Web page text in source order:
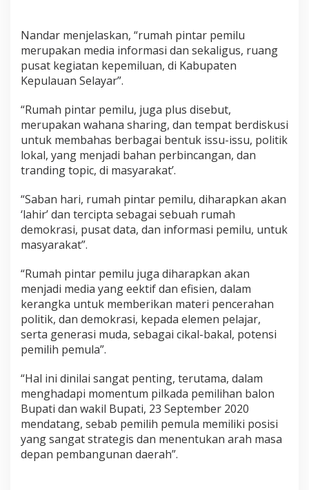
i
n
t
a
r
e
m
i
l
u
d
S
M
A
N
,
B
e
n
t
e
n
Nandar menjelaskan, “rumah pintar pemilu
merupakan media informasi dan sekaligus, ruang
pusat kegiatan kepemiluan, di Kabupaten
Kepulauan Selayar”.
“Rumah pintar pemilu, juga plus disebut,
merupakan wahana sharing, dan tempat berdiskusi
untuk membahas berbagai bentuk issu-issu, politik
lokal, yang menjadi bahan perbincangan, dan
tranding topic, di masyarakat’.
“Saban hari, rumah pintar pemilu, diharapkan akan
‘lahir’ dan tercipta sebagai sebuah rumah
demokrasi, pusat data, dan informasi pemilu, untuk
masyarakat”.
“Rumah pintar pemilu juga diharapkan akan
menjadi media yang eektif dan efisien, dalam
kerangka untuk memberikan materi pencerahan
politik, dan demokrasi, kepada elemen pelajar,
serta generasi muda, sebagai cikal-bakal, potensi
pemilih pemula”.
“Hal ini dinilai sangat penting, terutama, dalam
menghadapi momentum pilkada pemilihan balon
Bupati dan wakil Bupati, 23 September 2020
mendatang, sebab pemilih pemula memiliki posisi
yang sangat strategis dan menentukan arah masa
depan pembangunan daerah”.